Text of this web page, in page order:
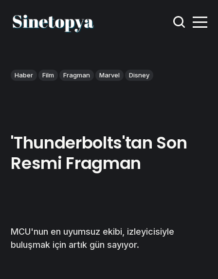
Haber Film Fragman Marvel Disney
'Thunderbolts'tan Son
Resmi Fragman
MCU'nun en uyumsuz ekibi, izleyicisiyle
buluşmak için artık gün sayıyor.